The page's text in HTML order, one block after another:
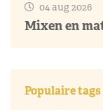
04 aug 2026
Mixen en
Populaire tags